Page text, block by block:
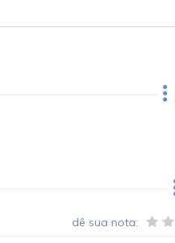
dê sua nota: